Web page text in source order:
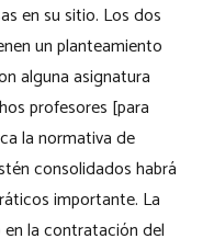
en su sitio. Los dos
un planteamiento
alguna asignatura
profesores [para
la normativa de
consolidados habrá
importante. La
la contratación del